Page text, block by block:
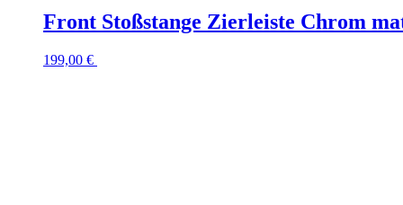
Front Stoßstange Zierleiste Chrom
199,00 €